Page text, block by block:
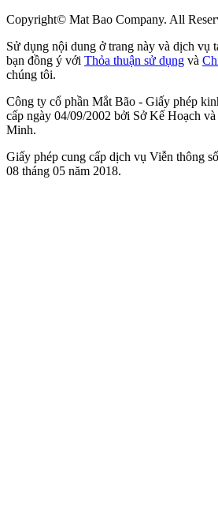
Copyright© Mat Bao Company. All
Sử dụng nội dung ở trang này và dịch vụ
bạn đồng ý với Thỏa thuận sử dụng và
chúng tôi.
Công ty cổ phần Mắt Bão - Giấy phép
cấp ngày 04/09/2002 bởi Sở Kế Hoạch
Minh.
Giấy phép cung cấp dịch vụ Viễn thông
08 tháng 05 năm 2018.